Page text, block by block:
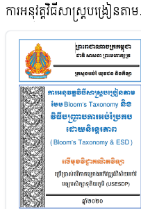
ការអនុវត្តវិធីសាស្ត្របង្រៀនតាម
បែបវិធីវិទ្យាសាស្ត្រ និងតាមបែប
ផែនទីគំនិត លើមុខវិជ្ជា រូបវិទ្យា